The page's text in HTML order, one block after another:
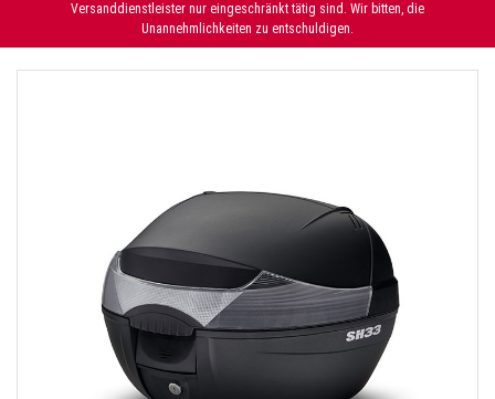
Versanddienstleister nur eingeschränkt tätig sind. Wir bitten, die
Unannehmlichkeiten zu entschuldigen.